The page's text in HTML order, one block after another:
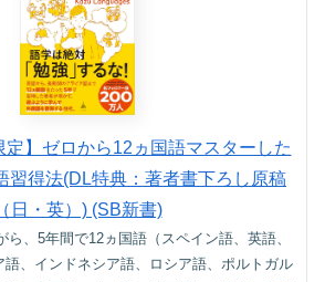
定】ゼロから12ヵ国語マスターした
習得法(DL特典：著者書下ろし原稿
（日・英）) (SB新書)
ら、5年間で12ヵ国語（スペイン語、英語、
語、インドネシア語、ロシア語、ポルトガル